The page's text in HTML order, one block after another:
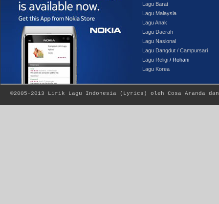
Lagu Barat
Lagu Malaysia
Lagu Anak
Lagu Daerah
Lagu Nasional
Lagu Dangdut / Campursari
Lagu Religi / Rohani
Lagu Korea
©2005-2013 Lirik Lagu Indonesia ( Lyrics ) oleh Cosa Aranda